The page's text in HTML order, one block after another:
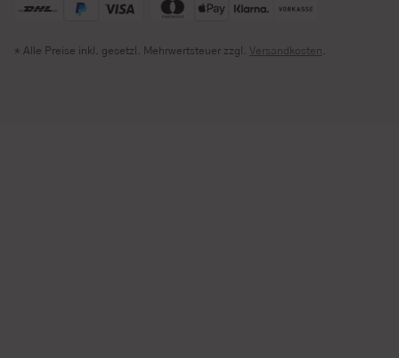
* Alle Preise inkl. gesetzl. Mehrwertsteuer zzgl. Versandkosten